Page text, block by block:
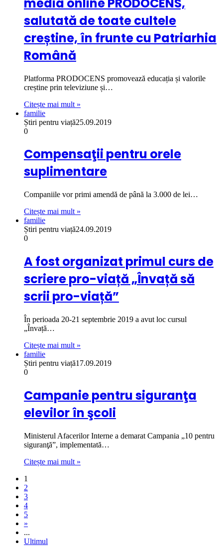
salutată de toate cultele
creștine, în frunte cu Patriarhia
Română
Platforma PRODOCENS promovează educația și valorile
creștine prin televiziune și…
Citește mai mult »
familie
Știri pentru viață25.09.2019
0
Compensaţii pentru orele
suplimentare
Companiile vor primi amendă de până la 3.000 de lei…
Citește mai mult »
familie
Știri pentru viață24.09.2019
0
A fost organizat primul curs de
scriere pro-viață „Învață să
scrii pro-viață”
În perioada 20-21 septembrie 2019 a avut loc cursul
„Învață…
Citește mai mult »
familie
Știri pentru viață17.09.2019
0
Campanie pentru siguranţa
elevilor în şcoli
Ministerul Afacerilor Interne a demarat Campania „10 pentru
siguranţă”, implementată…
Citește mai mult »
1
2
3
4
5
»
...
Ultimul